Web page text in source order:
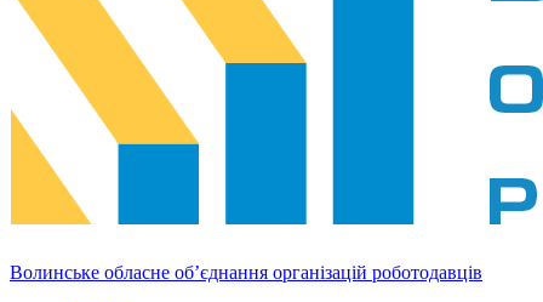
Волинське обласне об’єднання організацій роботодавців